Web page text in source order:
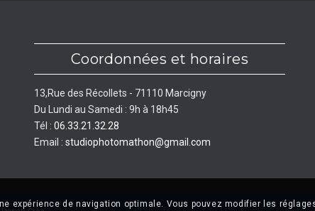
Coordonnées et horaires
13,Rue des Récollets - 71110 Marcigny
Du Lundi au Samedi : 9h à 18h45
Tél : 06.33.21.32.28
Email : studiophotomathon@gmail.com
expérience de navigation optimale. Vous pouvez modifier les